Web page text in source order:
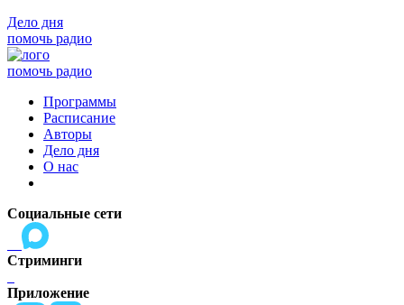
Дело дня
помочь радио
помочь радио
Программы
Расписание
Авторы
Дело дня
О нас
Социальные сети
Стриминги
Приложение